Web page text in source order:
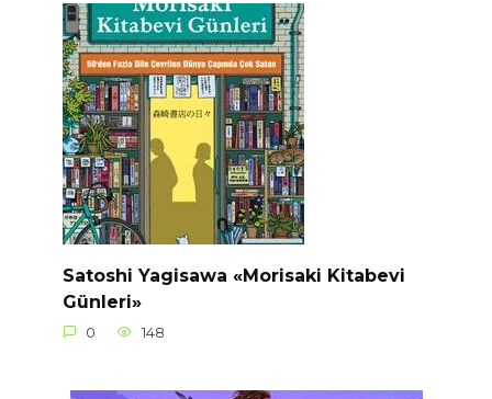
Satoshi Yagisawa «Morisaki Kitabevi
Günleri»
0 148